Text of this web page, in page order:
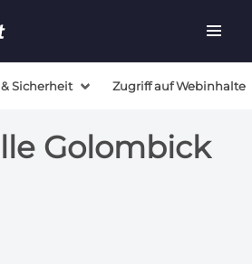
Sicherheit Zugriff auf Webinhalte
Golombick